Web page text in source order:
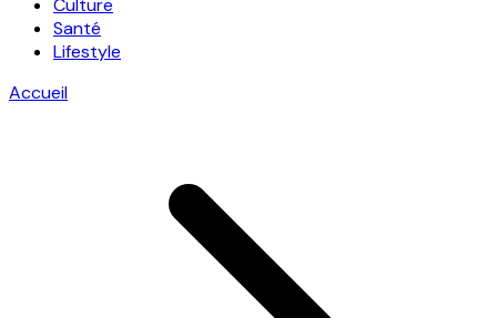
Culture
Santé
Lifestyle
Accueil